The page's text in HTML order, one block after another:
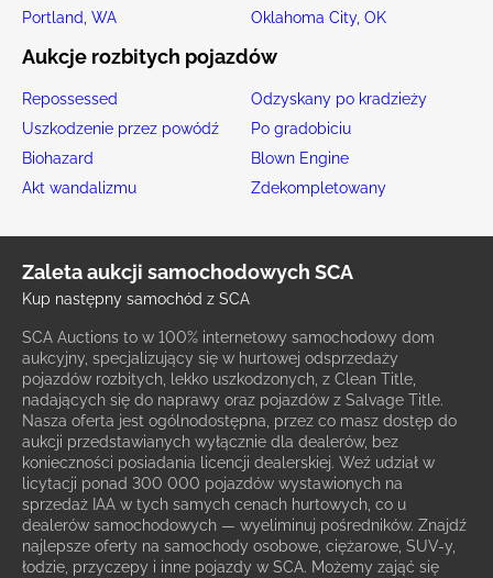
Portland, WA
Oklahoma City, OK
Aukcje rozbitych pojazdów
Repossessed
Odzyskany po kradzieży
Uszkodzenie przez powódź
Po gradobiciu
Biohazard
Blown Engine
Akt wandalizmu
Zdekompletowany
Zaleta aukcji samochodowych SCA
Kup następny samochód z SCA
SCA Auctions to w 100% internetowy samochodowy dom
aukcyjny, specjalizujący się w hurtowej odsprzedaży
pojazdów rozbitych, lekko uszkodzonych, z Clean Title,
nadających się do naprawy oraz pojazdów z Salvage Title.
Nasza oferta jest ogólnodostępna, przez co masz dostęp do
aukcji przedstawianych wyłącznie dla dealerów, bez
konieczności posiadania licencji dealerskiej. Weź udział w
licytacji ponad 300 000 pojazdów wystawionych na
sprzedaż IAA w tych samych cenach hurtowych, co u
dealerów samochodowych — wyeliminuj pośredników. Znajdź
najlepsze oferty na samochody osobowe, ciężarowe, SUV-y,
łodzie, przyczepy i inne pojazdy w SCA. Możemy zająć się